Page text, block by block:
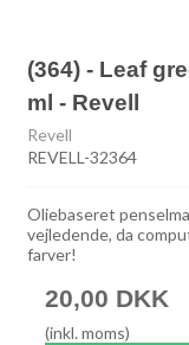
(364) - Leaf
ml - Revell
Revell
REVELL-32364
Oliebaseret
vejledende, da
farver!
20,00 DKK
(inkl. moms)